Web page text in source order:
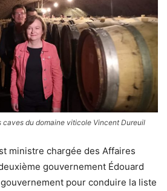
caves du domaine viticole Vincent Dureuil
ministre chargée des Affaires
gouvernement Édouard
pour conduire la liste